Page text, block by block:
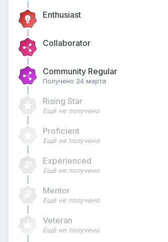
Enthusiast
Collaborator
Community Regular
Получено 24 марта
Rising Star
Ещё не получено
Proficient
Ещё не получено
Experienced
Ещё не получено
Mentor
Ещё не получено
Veteran
Ещё не получено